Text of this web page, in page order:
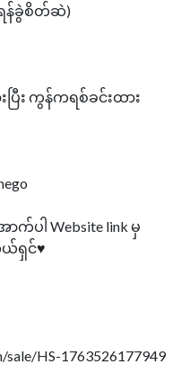
န်ခွဲစိတ်ဆဲ)
ြီး ကွန်ကရစ်ခင်းထား
ါ Website link မှ
ရှင်♥️
HS-1763526177949